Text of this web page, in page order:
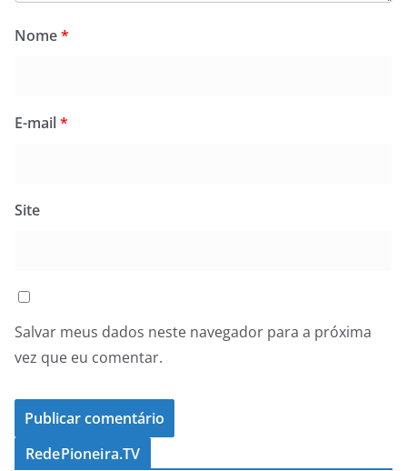
Nome*
E-mail*
Site
Salvar meus dados neste navegador para a próxima
vez que eu comentar.
RedePioneira.TV